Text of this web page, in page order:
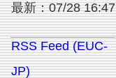
最新：07/28 16:47
RSS Feed (EUC-
JP)